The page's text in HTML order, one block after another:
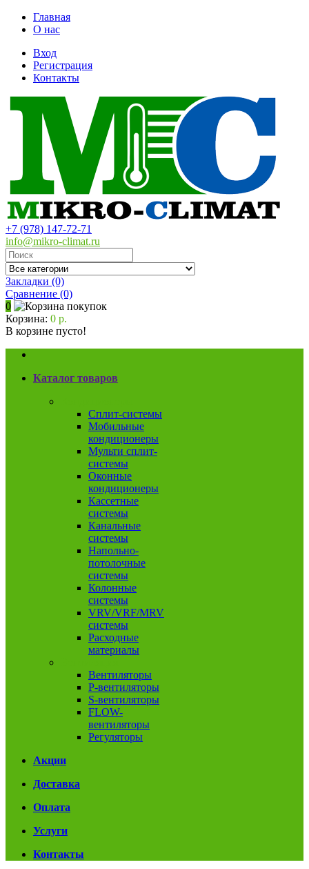
Главная
О нас
Вход
Регистрация
Контакты
+7 (978) 147-72-71
info@mikro-climat.ru
Закладки (0)
Сравнение (0)
0
Корзина: 0 р.
В корзине пусто!
Каталог товаров
Сплит-системы
Мобильные
кондиционеры
Мульти сплит-
системы
Оконные
кондиционеры
Кассетные
системы
Канальные
системы
Напольно-
потолочные
системы
Колонные
системы
VRV/VRF/MRV
системы
Расходные
материалы
Вентиляторы
P-вентиляторы
S-вентиляторы
FLOW-
вентиляторы
Регуляторы
Акции
Доставка
Оплата
Услуги
Контакты